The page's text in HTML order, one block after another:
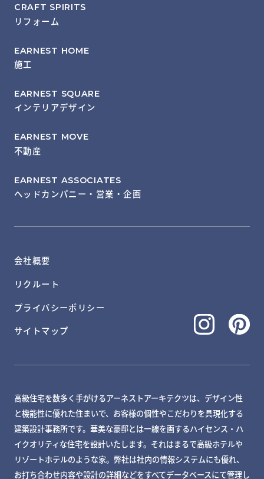
CRAFT SPIRITS
リフォーム
EARNEST HOME
施工
EARNEST SQUARE
インテリアデザイン
EARNEST MOVE
不動産
EARNEST ASSOCIATES
ヘッドカンパニー・営業・企画
会社概要
リクルート
プライバシーポリシー
サイトマップ
高級住宅を数多く手がけるアーネストアーキテクツは、デザイン性
と機能性に優れた住まいで、お客様の個性やこだわりを具現化する
建築設計事務所です。華美な豪邸とは一線を画するハイセンス・ハ
イクオリティな住宅を設計いたします。それはまるで高級ホテルや
リゾートホテルのような家。弊社は社内の情報システムにも優れ、
お打ち合わせ内容や設計の詳細などをすべてデータベースにて管理し